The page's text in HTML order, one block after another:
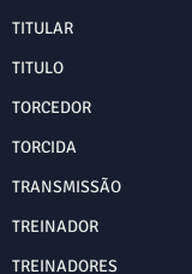
TITULAR
TITULO
TORCEDOR
TORCIDA
TRANSMISSÃO
TREINADOR
TREINADORES